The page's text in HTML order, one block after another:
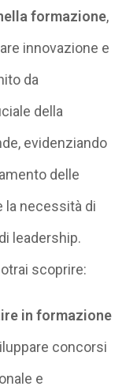
formazione,
innovazione e
da
della
evidenziando
delle
la necessità di
leadership.
scoprire:
in formazione
concorsi
e